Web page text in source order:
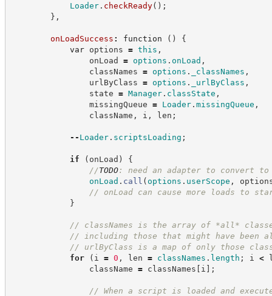
Loader. checkReady( ) ;
} ,
onLoadSuccess : function ( )
{
var options = this ,
onLoad = options . onLoad ,
classNames = options . _classNames ,
urlByClass = options . _urlByClass ,
state = Manager. classState ,
missingQueue = Loader. missingQueue ,
className , i , len ;
-- Loader. scriptsLoading ;
if ( onLoad )
{
//TODO: need an adapter to convert to
onLoad . call ( options . userScope ,
// onLoad can cause more loads to
}
// classNames is the array of *all*
// including those that might have been
// urlByClass is a map of only those
for
( i = 0 , len = classNames . length ; i <
className = classNames [ i ] ;
// When a script is loaded and